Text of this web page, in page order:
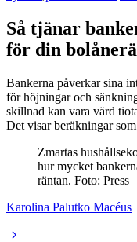
Så tjänar
för din
Bankerna påverkar sina
för höjningar och
skillnad kan vara värd
Det visar beräkningar
Zmartas
hur mycket
räntan. Foto: Press
Karolina Palutko Macéus